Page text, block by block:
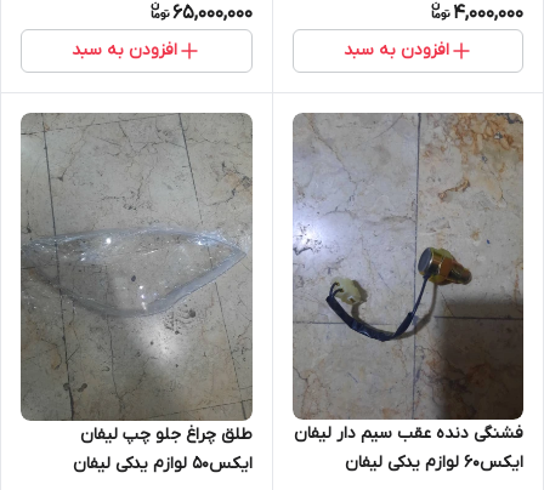
4,000,000
افزودن به سبد
65,000,000
افزودن به سبد
فشنگی دنده عقب سیم دار لیفان
ایکس۶۰ لوازم یدکی لیفان
طلق چراغ جلو چپ لیفان
ایکس۵۰ لوازم یدکی لیفان